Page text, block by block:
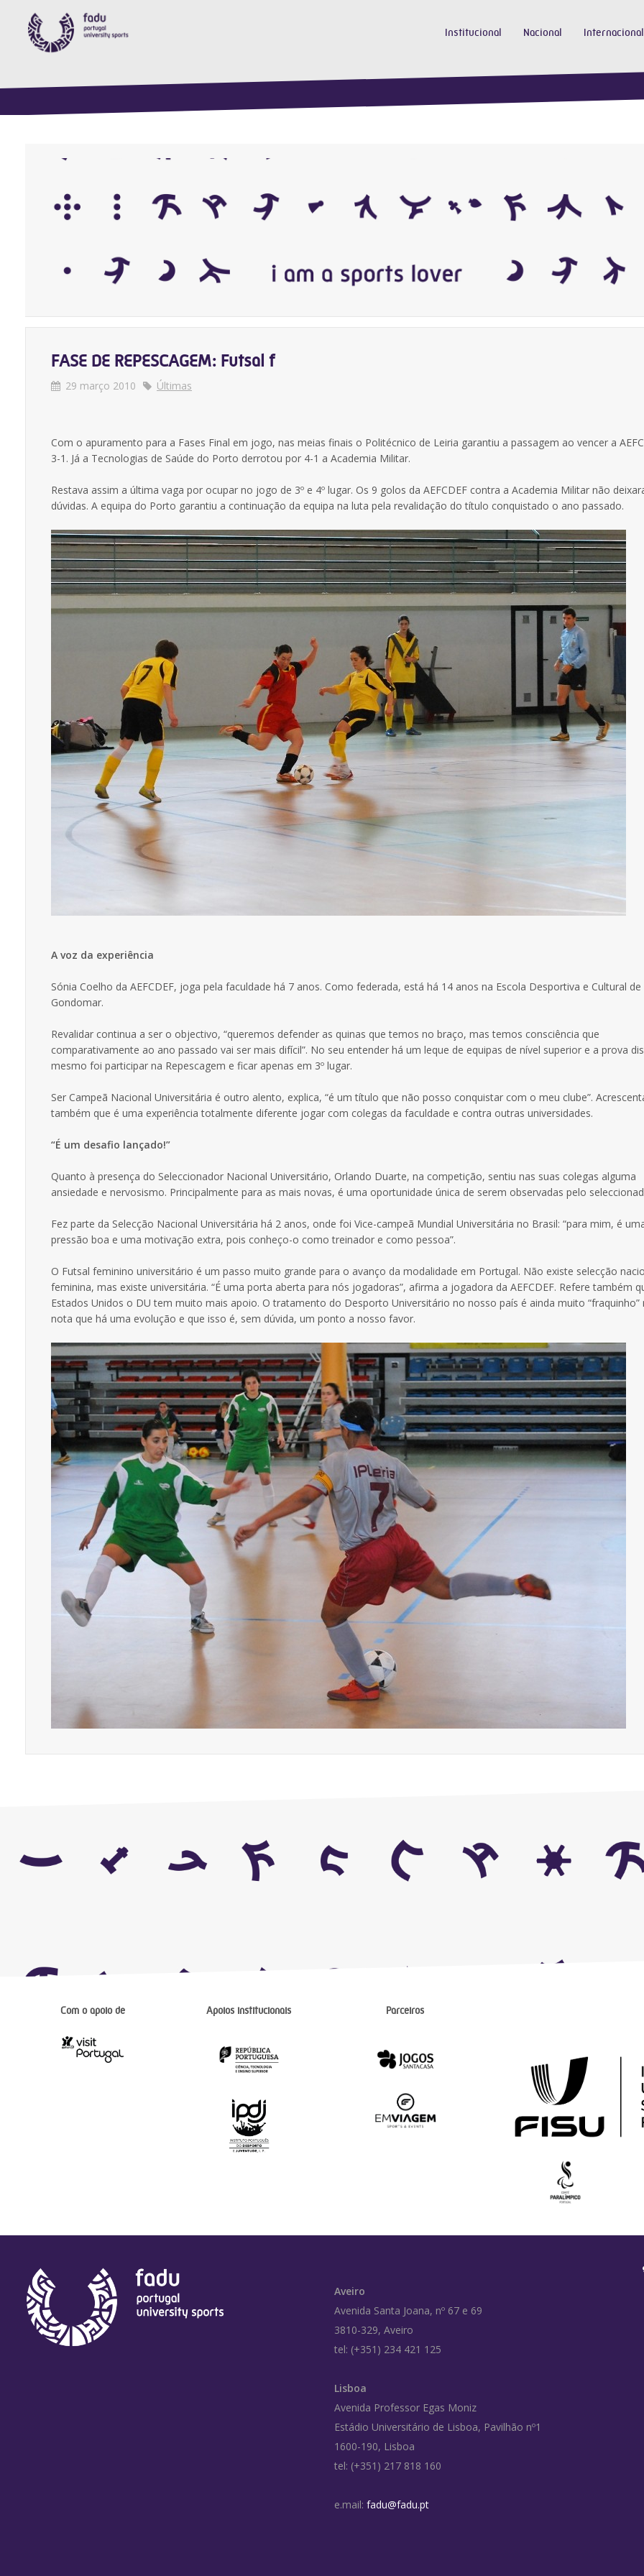
Institucional Nacional Internacional
FASE DE REPESCAGEM: Futsal f
29 março 2010 Últimas
Com o apuramento para a Fases Final em jogo, nas meias finais o Politécnico de Leiria garantiu a passagem ao vencer a
3-1. Já a Tecnologias de Saúde do Porto derrotou por 4-1 a Academia Militar.
Restava assim a última vaga por ocupar no jogo de 3º e 4º lugar. Os 9 golos da AEFCDEF contra a Academia Militar não
dúvidas. A equipa do Porto garantiu a continuação da equipa na luta pela revalidação do título conquistado o ano passado.
A voz da experiência
Sónia Coelho da AEFCDEF, joga pela faculdade há 7 anos. Como federada, está há 14 anos na Escola Desportiva e Cultural de
Gondomar.
Revalidar continua a ser o objectivo, “queremos defender as quinas que temos no braço, mas temos consciência que
comparativamente ao ano passado vai ser mais difícil”. No seu entender há um leque de equipas de nível superior e a prova
mesmo foi participar na Repescagem e ficar apenas em 3º lugar.
Ser Campeã Nacional Universitária é outro alento, explica, “é um título que não posso conquistar com o meu clube”.
também que é uma experiência totalmente diferente jogar com colegas da faculdade e contra outras universidades.
“É um desafio lançado!”
Quanto à presença do Seleccionador Nacional Universitário, Orlando Duarte, na competição, sentiu nas suas colegas alguma
ansiedade e nervosismo. Principalmente para as mais novas, é uma oportunidade única de serem observadas pelo
Fez parte da Selecção Nacional Universitária há 2 anos, onde foi Vice-campeã Mundial Universitária no Brasil: “para mim, é
pressão boa e uma motivação extra, pois conheço-o como treinador e como pessoa”.
O Futsal feminino universitário é um passo muito grande para o avanço da modalidade em Portugal. Não existe selecção
feminina, mas existe universitária. “É uma porta aberta para nós jogadoras”, afirma a jogadora da AEFCDEF. Refere também
Estados Unidos o DU tem muito mais apoio. O tratamento do Desporto Universitário no nosso país é ainda muito “fraquinho”
nota que há uma evolução e que isso é, sem dúvida, um ponto a nosso favor.
Com o apoio de Apoios institucionais Parceiros
Aveiro
Avenida Santa Joana, nº 67 e 69
3810-329, Aveiro
tel: (+351) 234 421 125
Lisboa
Avenida Professor Egas Moniz
Estádio Universitário de Lisboa, Pavilhão nº1
1600-190, Lisboa
tel: (+351) 217 818 160
e.mail: fadu@fadu.pt